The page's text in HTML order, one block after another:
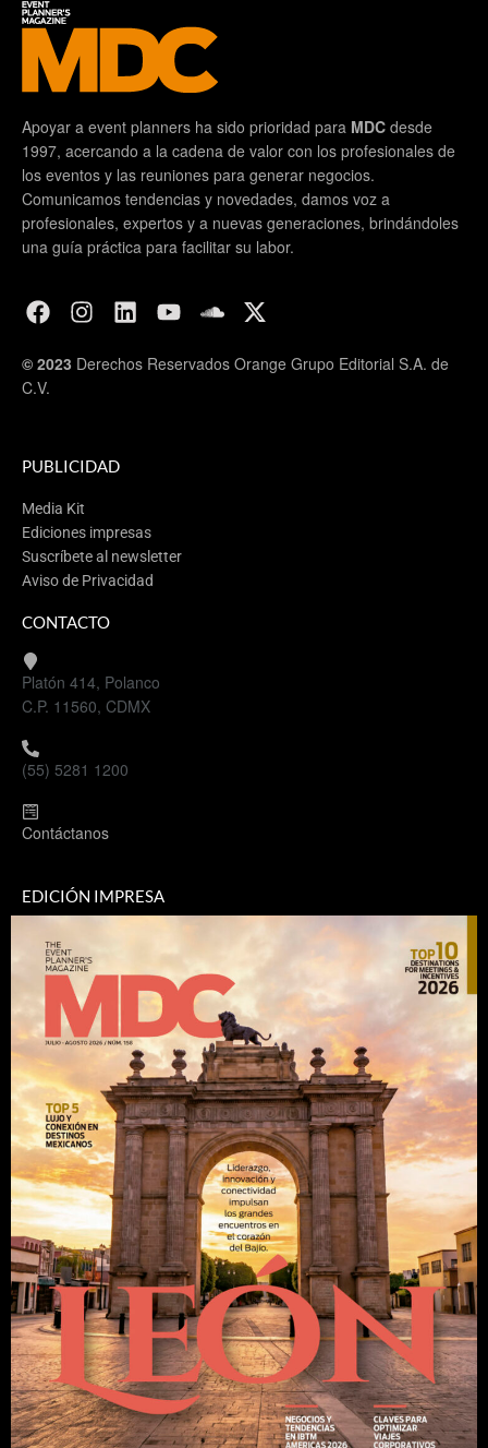
Apoyar a event planners ha sido prioridad para MDC desde
1997, acercando a la cadena de valor con los profesionales de
los eventos y las reuniones para generar negocios.
Comunicamos tendencias y novedades, damos voz a
profesionales, expertos y a nuevas generaciones, brindándoles
una guía práctica para facilitar su labor.
© 2023 Derechos Reservados Orange Grupo Editorial S.A. de
C.V.
PUBLICIDAD
Media Kit
Ediciones impresas
Suscríbete al newsletter
Aviso de Privacidad
CONTACTO
Platón 414, Polanco
C.P. 11560, CDMX
(55) 5281 1200
Contáctanos
EDICIÓN IMPRESA